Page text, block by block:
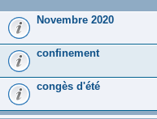
Novembre 2020
confinement
congès d'été